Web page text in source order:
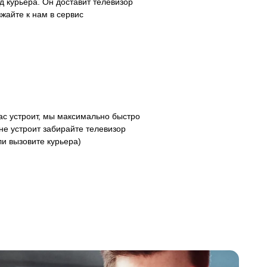
к нам в сервис
устроит, мы максимально быстро
устроит забирайте телевизор
вызовите курьера)